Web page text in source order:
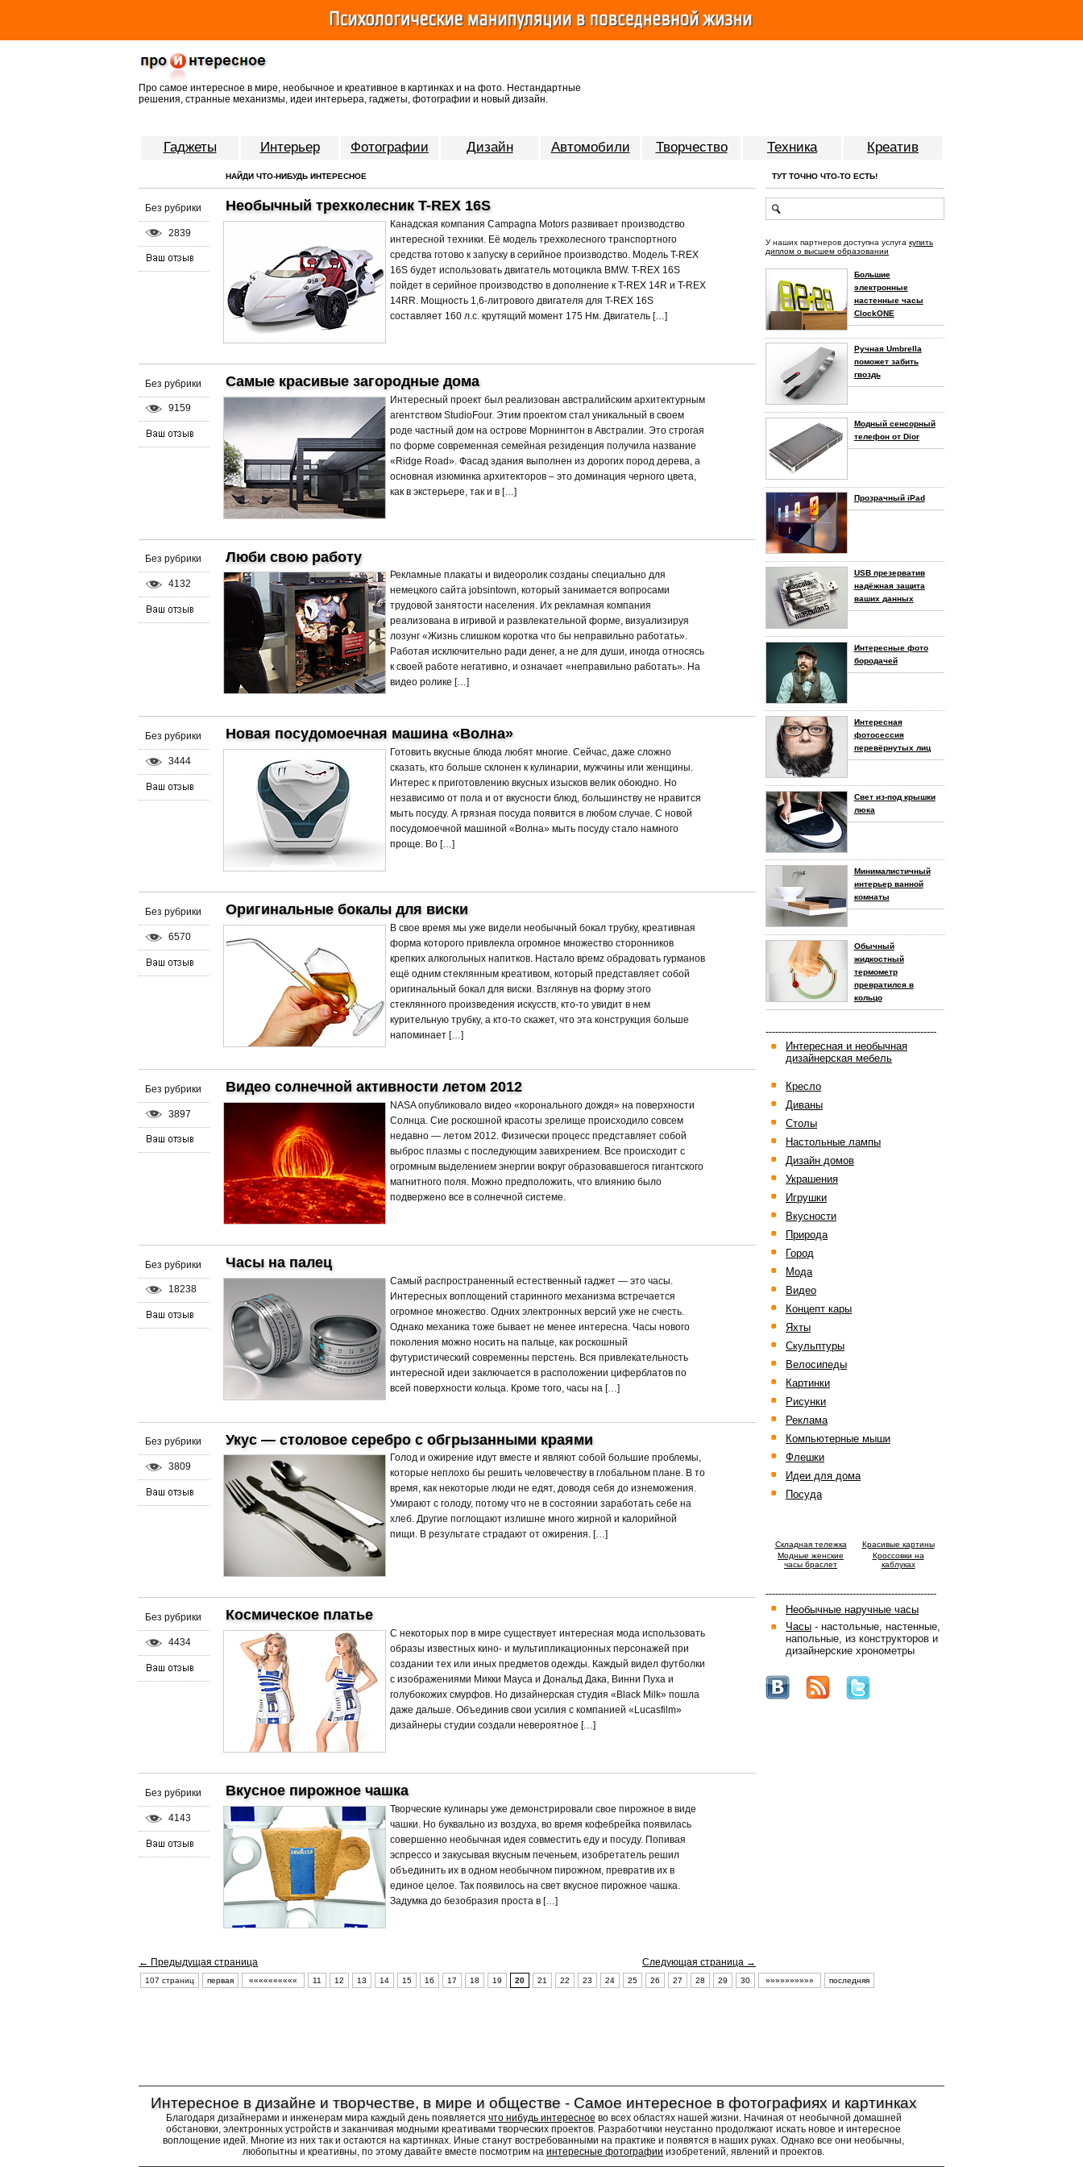
Про самое интересное в мире, необычное и креативное в картинках и на фото. Нестандартные
решения, странные механизмы, идеи интерьера, гаджеты, фотографии и новый дизайн.
Гаджеты Интерьер Фотографии Дизайн Автомобили Творчество Техника Креатив
НАЙДИ ЧТО-НИБУДЬ ИНТЕРЕСНОЕ
Без рубрики
2839
Необычный трехколесник T-REX 16S
Канадская компания Campagna Motors развивает производство
интересной техники. Её модель трехколесного транспортного
средства готово к запуску в серийное производство. Модель T-REX
16S будет использовать двигатель мотоцикла BMW. T-REX 16S
пойдет в серийное производство в дополнение к T-REX 14R и T-REX
14RR. Мощность 1,6-литрового двигателя для T-REX 16S
составляет 160 л.с. крутящий момент 175 Нм. Двигатель […]
Без рубрики
9159
Самые красивые загородные дома
Интересный проект был реализован австралийским архитектурным
агентством StudioFour. Этим проектом стал уникальный в своем
роде частный дом на острове Морнингтон в Австралии. Это строгая
по форме современная семейная резиденция получила название
«Ridge Road». Фасад здания выполнен из дорогих пород дерева, а
основная изюминка архитекторов – это доминация черного цвета,
как в экстерьере, так и в […]
Без рубрики
4132
Люби свою работу
Рекламные плакаты и видеоролик созданы специально для
немецкого сайта jobsintown, который занимается вопросами
трудовой занятости населения. Их рекламная компания
реализована в игривой и развлекательной форме, визуализируя
лозунг «Жизнь слишком коротка что бы неправильно работать».
Работая исключительно ради денег, а не для души, иногда относясь
к своей работе негативно, и означает «неправильно работать». На
видео ролике […]
Без рубрики
3444
Новая посудомоечная машина «Волна»
Готовить вкусные блюда любят многие. Сейчас, даже сложно
сказать, кто больше склонен к кулинарии, мужчины или женщины.
Интерес к приготовлению вкусных изысков велик обоюдно. Но
независимо от пола и от вкусности блюд, большинству не нравится
мыть посуду. А грязная посуда появится в любом случае. С новой
посудомоечной машиной «Волна» мыть посуду стало намного
проще. Во […]
Без рубрики
6570
Оригинальные бокалы для виски
В свое время мы уже видели необычный бокал трубку, креативная
форма которого привлекла огромное множество сторонников
крепких алкогольных напитков. Настало времz обрадовать гурманов
ещё одним стеклянным креативом, который представляет собой
оригинальный бокал для виски. Взглянув на форму этого
стеклянного произведения искусств, кто-то увидит в нем
курительную трубку, а кто-то скажет, что эта конструкция больше
напоминает […]
Без рубрики
3897
Видео солнечной активности летом 2012
NASA опубликовало видео «коронального дождя» на поверхности
Солнца. Сие роскошной красоты зрелище происходило совсем
недавно — летом 2012. Физически процесс представляет собой
выброс плазмы с последующим завихрением. Все происходит с
огромным выделением энергии вокруг образовавшегося гигантского
магнитного поля. Можно предположить, что влиянию было
подвержено все в солнечной системе.
Без рубрики
18238
Часы на палец
Самый распространенный естественный гаджет — это часы.
Интересных воплощений старинного механизма встречается
огромное множество. Одних электронных версий уже не счесть.
Однако механика тоже бывает не менее интересна. Часы нового
поколения можно носить на пальце, как роскошный
футуристический современны перстень. Вся привлекательность
интересной идеи заключается в расположении циферблатов по
всей поверхности кольца. Кроме того, часы на […]
Без рубрики
3809
Укус — столовое серебро с обгрызанными краями
Голод и ожирение идут вместе и являют собой большие проблемы,
которые неплохо бы решить человечеству в глобальном плане. В то
время, как некоторые люди не едят, доводя себя до изнеможения.
Умирают с голоду, потому что не в состоянии заработать себе на
хлеб. Другие поглощают излишне много жирной и калорийной
пищи. В результате страдают от ожирения. […]
Без рубрики
4434
Космическое платье
С некоторых пор в мире существует интересная мода использовать
образы известных кино- и мультипликационных персонажей при
создании тех или иных предметов одежды. Каждый видел футболки
с изображениями Микки Мауса и Дональд Дака, Винни Пуха и
голубокожих смурфов. Но дизайнерская студия «Black Milk» пошла
даже дальше. Объединив свои усилия с компанией «Lucasfilm»
дизайнеры студии создали невероятное […]
Без рубрики
4143
Вкусное пирожное чашка
Творческие кулинары уже демонстрировали свое пирожное в виде
чашки. Но буквально из воздуха, во время кофебрейка появилась
совершенно необычная идея совместить еду и посуду. Попивая
эспрессо и закусывая вкусным печеньем, изобретатель решил
объединить их в одном необычном пирожном, превратив их в
единое целое. Так появилось на свет вкусное пирожное чашка.
Задумка до безобразия проста в […]
← Предыдущая страница Следующая страница →
ТУТ ТОЧНО ЧТО-ТО ЕСТЬ!
У наших партнеров доступна услуга купить
диплом о высшем образовании
Большие
электронные
настенные часы
ClockONE
Ручная Umbrella
поможет забить
гвоздь
Модный сенсорный
телефон от Dior
Прозрачный iPad
USB презерватив
надёжная защита
ваших данных
Интересные фото
бородачей
Интересная
фотосессия
перевёрнутых лиц
Свет из-под крышки
люка
Минималистичный
интерьер ванной
комнаты
Обычный
жидкостный
термометр
превратился в
кольцо
-----------------------------------------------------
Интересная и необычная
дизайнерская мебель
Кресло
Диваны
Столы
Настольные лампы
Дизайн домов
Украшения
Игрушки
Вкусности
Природа
Город
Мода
Видео
Концепт кары
Яхты
Скульптуры
Велосипеды
Картинки
Рисунки
Реклама
Компьютерные мыши
Флешки
Идеи для дома
Посуда
Cкладная тележка
Красивые картины
Модные женские
часы браслет
Кроссовки на
каблуках
-----------------------------------------------------
Необычные наручные часы
Часы - настольные, настенные,
напольные, из конструкторов и
дизайнерские хронометры
107 страниц первая «««««««««« 11 12 13 14 15 16 17 18 19 20 21 22 23 24 25 26 27 28 29 30 »»»»»»»»»» последняя
Интересное в дизайне и творчестве, в мире и обществе - Самое интересное в фотографиях и картинках
Благодаря дизайнерами и инженерам мира каждый день появляется что нибудь интересное во всех областях нашей жизни. Начиная от необычной домашней
обстановки, электронных устройств и заканчивая модными креативами творческих проектов. Разработчики неустанно продолжают искать новое и интересное
воплощение идей. Многие из них так и остаются на картинках. Иные станут востребованными на практике и появятся в наших руках. Однако все они необычны,
любопытны и креативны, по этому давайте вместе посмотрим на интересные фотографии изобретений, явлений и проектов.